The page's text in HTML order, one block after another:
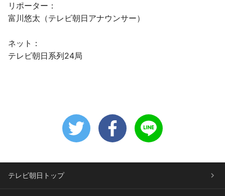
リポーター：
富川悠太（テレビ朝日アナウンサー）
ネット：
テレビ朝日系列24局
テレビ朝日トップ